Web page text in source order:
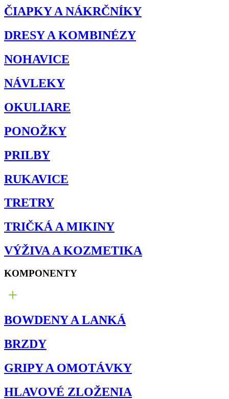
ČIAPKY A NÁKRČNÍKY
DRESY A KOMBINÉZY
NOHAVICE
NÁVLEKY
OKULIARE
PONOŽKY
PRILBY
RUKAVICE
TRETRY
TRIČKÁ A MIKINY
VÝŽIVA A KOZMETIKA
KOMPONENTY
BOWDENY A LANKÁ
BRZDY
GRIPY A OMOTÁVKY
HLAVOVÉ ZLOŽENIA